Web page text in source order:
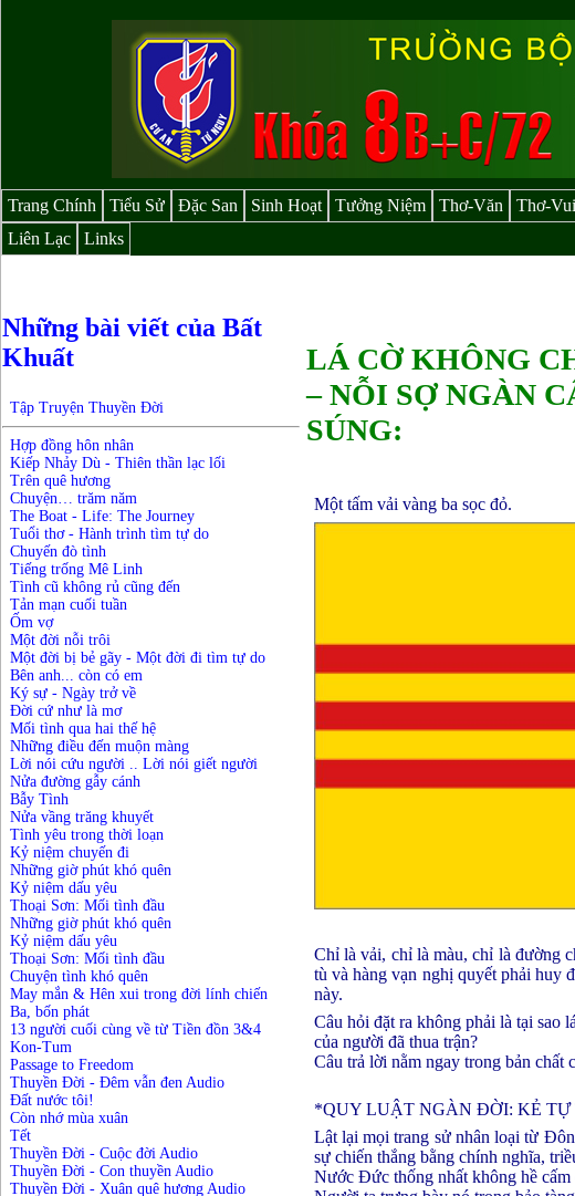
Trang Chính Tiểu Sử Đặc San Sinh Hoạt Tưởng Niệm Thơ-Văn Thơ-Vui
Liên Lạc
Links
Những bài viết của Bất
Khuất
Tập Truyện Thuyền Đời
Hợp đồng hôn nhân
Kiếp Nhảy Dù - Thiên thần lạc lối
Trên quê hương
Chuyện… trăm năm
The Boat - Life: The Journey
Tuổi thơ - Hành trình tìm tự do
Chuyến đò tình
Tiếng trống Mê Linh
Tình cũ không rủ cũng đến
Tản mạn cuối tuần
Ốm vợ
Một đời nỗi trôi
Một đời bị bẻ gãy - Một đời đi tìm tự do
Bên anh... còn có em
Ký sự - Ngày trở về
Đời cứ như là mơ
Mối tình qua hai thế hệ
Những điều đến muộn màng
Lời nói cứu người .. Lời nói giết người
Nửa đường gẫy cánh
Bẫy Tình
Nửa vầng trăng khuyết
Tình yêu trong thời loạn
Kỷ niệm chuyến đi
Những giờ phút khó quên
Kỷ niệm dấu yêu
Thoại Sơn: Mối tình đầu
Những giờ phút khó quên
Kỷ niệm dấu yêu
Thoại Sơn: Mối tình đầu
Chuyện tình khó quên
May mắn & Hên xui trong đời lính chiến
Ba, bốn phát
13 người cuối cùng về từ Tiền đồn 3&4
Kon-Tum
Passage to Freedom
Thuyền Đời - Đêm vẫn đen Audio
Đất nước tôi!
Còn nhớ mùa xuân
Tết
Thuyền Đời - Cuộc đời Audio
Thuyền Đời - Con thuyền Audio
Thuyền Đời - Xuân quê hương Audio
LÁ CỜ KHÔNG
– NỖI SỢ NGÀN
SÚNG:
Một tấm vải vàng ba sọc đỏ.
Chỉ là vải, chỉ là màu, chỉ là đường
tù và hàng vạn nghị quyết phải huy
này.
Câu hỏi đặt ra không phải là tại sao
của người đã thua trận?
Câu trả lời nằm ngay trong bản chất
*QUY LUẬT NGÀN ĐỜI: KẺ TỰ
Lật lại mọi trang sử nhân loại từ
sự chiến thắng bằng chính nghĩa,
Nước Đức thống nhất không hề